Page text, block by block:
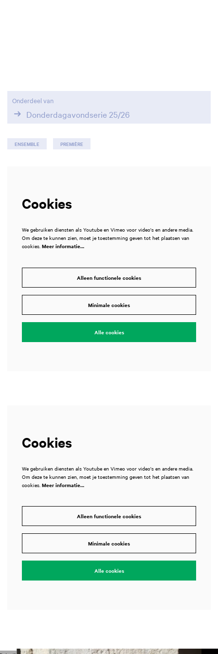
Onderdeel van
Donderdagavondserie 25/26
ENSEMBLE PREMIÈRE
Cookies
We gebruiken diensten als Youtube en Vimeo voor video's en andere media.
Om deze te kunnen zien, moet je toestemming geven tot het plaatsen van
cookies. Meer informatie…
Alleen functionele cookies
Minimale cookies
Alle cookies
Cookies
We gebruiken diensten als Youtube en Vimeo voor video's en andere media.
Om deze te kunnen zien, moet je toestemming geven tot het plaatsen van
cookies. Meer informatie…
Alleen functionele cookies
Minimale cookies
Alle cookies
Inzoomen